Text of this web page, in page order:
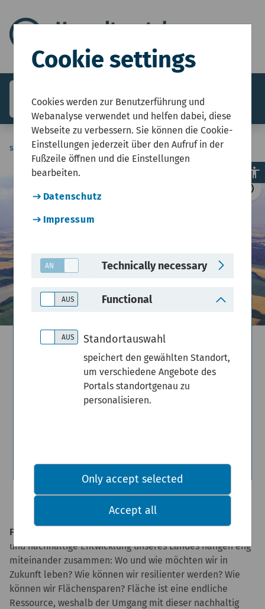
search menuMenü
sie-sind-hier Start Themenfeld Fläche
copyright
Themenfeld
Fläche
Fläche effizient nutzen und schützen:
und nachhaltige Entwicklung unseres Landes hängen eng
miteinander zusammen: Wo und wie möchten wir in
Zukunft leben? Wie können wir resilienter werden? Wie
können wir Flächensparen? Fläche ist eine endliche
Ressource, weshalb der Umgang mit dieser nachhaltig
Cookie settings
Cookies werden zur Benutzerführung und
Webanalyse verwendet und helfen dabei, diese
Webseite zu verbessern. Sie können die Cookie-
Einstellungen jederzeit über den Aufruf in der
Fußzeile öffnen und die Einstellungen
bearbeiten.
Datenschutz
Impressum
Technically necessary
Functional
Standortauswahl
speichert den gewählten Standort,
um verschiedene Angebote des
Portals standortgenau zu
personalisieren.
Only accept selected
Accept all
accessibility